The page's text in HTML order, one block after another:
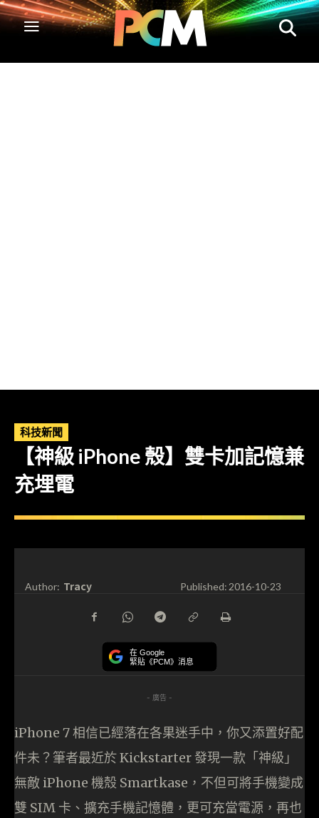
科技新聞
【神級 iPhone 殼】雙卡加記憶兼
充埋電
Author: Tracy Published:2016-10-23
在 Google
緊貼《PCM》消息
- 廣告 -
iPhone 7 相信已經落在各果迷手中，你又添置好配
件未？筆者最近於 Kickstarter 發現一款「神級」
無敵 iPhone 機殼 Smartkase，不但可將手機變成
雙 SIM 卡、擴充手機記憶體，更可充當電源，再也